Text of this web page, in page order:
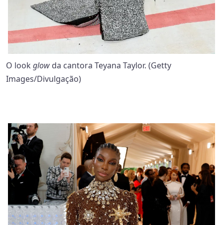
O look glow da cantora Teyana Taylor. (Getty
Images/Divulgação)